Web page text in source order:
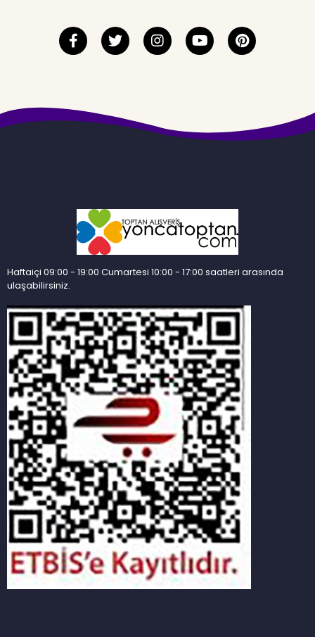
Haftaiçi 09:00 - 19:00 Cumartesi 10:00 - 17:00 saatleri arasında
ulaşabilirsiniz.